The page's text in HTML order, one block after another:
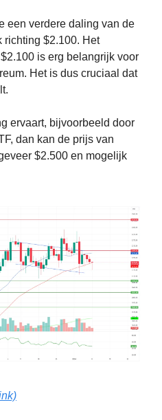
een verdere daling van de
richting $2.100. Het
is erg belangrijk voor
Het is dus cruciaal dat
ervaart, bijvoorbeeld door
dan kan de prijs van
$2.500 en mogelijk